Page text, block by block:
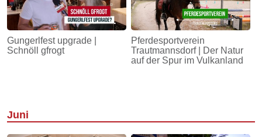
Gungerlfest upgrade |
Schnöll gfrogt
Pferdesportverein
Trautmannsdorf | Der Natur
auf der Spur im Vulkanland
Juni